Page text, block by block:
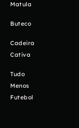
Matula
Buteco
Cadeira
Cativa
Tudo
Menos
Futebol